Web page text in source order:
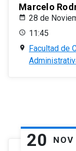
Marcelo
28 de
11:45
Facultad de
20 NOV